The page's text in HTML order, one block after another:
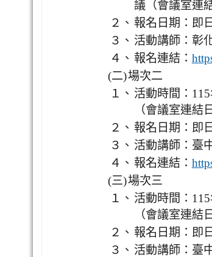
議（會議室連
２、 報名日期：即
３、 活動講師：彰
４、 報名連結：
(二)場次二
１、 活動時間：
（會議室連結
２、 報名日期：即
３、 活動講師：臺
４、 報名連結：
(三)場次三
１、 活動時間：
（會議室連結
２、 報名日期：即
３、 活動講師：臺